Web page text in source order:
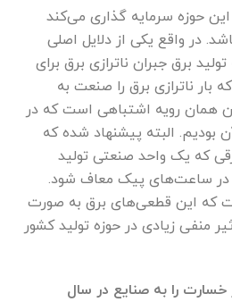
حوزه سرمایه گذاری می‌کند
در واقع یکی از دلایل اصلی
برق جبران ناترازی برق برای
ناترازی برق را صنعت به
همان رویه اشتباهی است که در
البته پیشنهاد شده که
برقی که یک واحد صنعتی تولید
در ساعت‌های پیک معاف شود.
که این قطعی‌های برق به صورت
منفی زیادی در حوزه تولید کشور
را به صنایع در سال